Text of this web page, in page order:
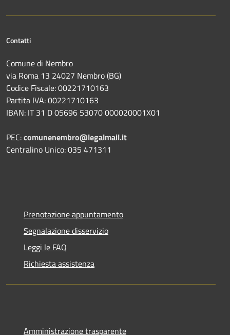
Contatti
Comune di Nembro
via Roma 13 24027 Nembro (BG)
Codice Fiscale: 00221710163
Partita IVA: 00221710163
IBAN: IT 31 D 05696 53070 000020001X01
PEC:comunenembro@legalmail.it
Centralino Unico: 035 471311
Prenotazione appuntamento
Segnalazione disservizio
Leggi le FAQ
Richiesta assistenza
Amministrazione trasparente